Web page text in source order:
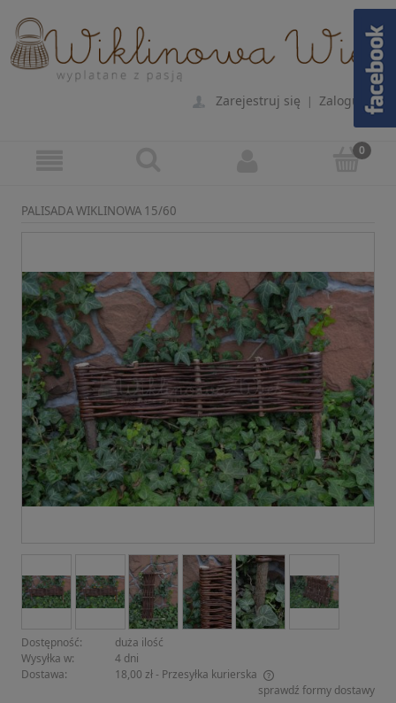
Zarejestruj się | Zaloguj się
PALISADA WIKLINOWA 15/60
Dostępność:
duża ilość
Wysyłka w:
4 dni
Dostawa:
18,00 zł- Przesyłka kurierska
Cena nie zawiera ewentualnych kosztów płatnościsprawdź formy dostawy